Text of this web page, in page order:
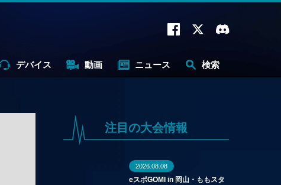
デバイス 動画 ニュース 検索
注目の大会情報
2026.08.08
eスポGOMI in 岡山・ももスタ